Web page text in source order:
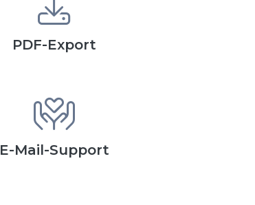
PDF-Export
E-Mail-Support